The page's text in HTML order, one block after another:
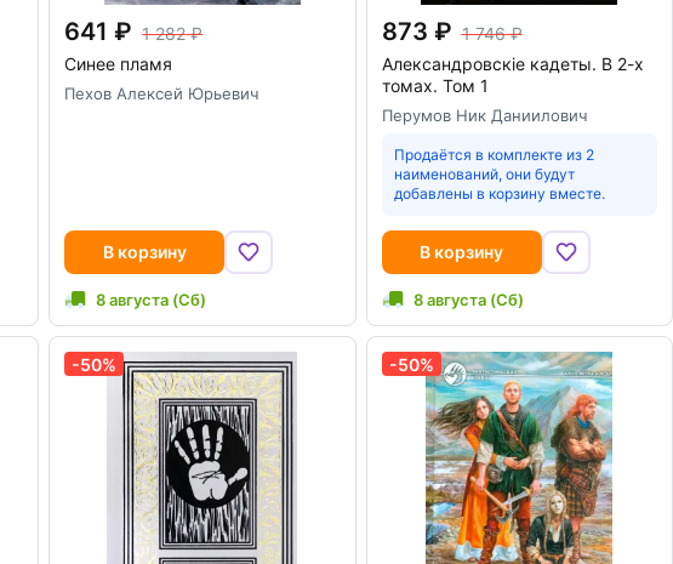
641
1 282
Синее пламя
Пехов Алексей Юрьевич
В корзину
8 августа (Сб)
873
1 746
Александровскiе кадеты. В 2-х
томах. Том 1
Перумов Ник Даниилович
Продаётся в комплекте из 2
наименований, они будут
добавлены в корзину вместе.
В корзину
8 августа (Сб)
-50% -50%